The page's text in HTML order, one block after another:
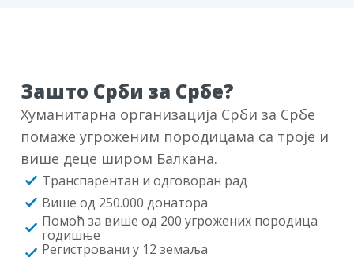
Зашто Срби за Србе?
Хуманитарна организација Срби за Србе
помаже угроженим породицама са троје и
више деце широм Балкана.
Транспарентан и одговоран рад
Више од 250.000 донатора
Помоћ за више од 200 угрожених породица
годишње
Регистровани у 12 земаља